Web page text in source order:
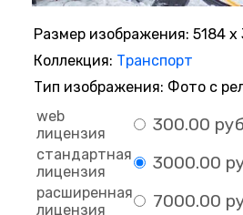
Размер изображения: 5184 x
Коллекция: Транспорт
Тип изображения: Фото с
web
лицензия
300.00
стандартная
лицензия
3000.00
расширенная
лицензия
7000.00